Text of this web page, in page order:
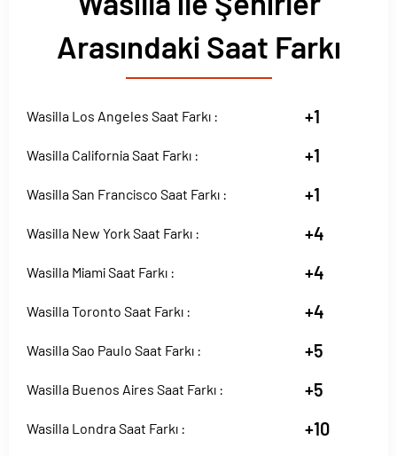
Arasındaki Saat Farkı
Wasilla Los Angeles Saat Farkı : +1
Wasilla California Saat Farkı : +1
Wasilla San Francisco Saat Farkı : +1
Wasilla New York Saat Farkı : +4
Wasilla Miami Saat Farkı : +4
Wasilla Toronto Saat Farkı : +4
Wasilla Sao Paulo Saat Farkı : +5
Wasilla Buenos Aires Saat Farkı : +5
Wasilla Londra Saat Farkı : +10